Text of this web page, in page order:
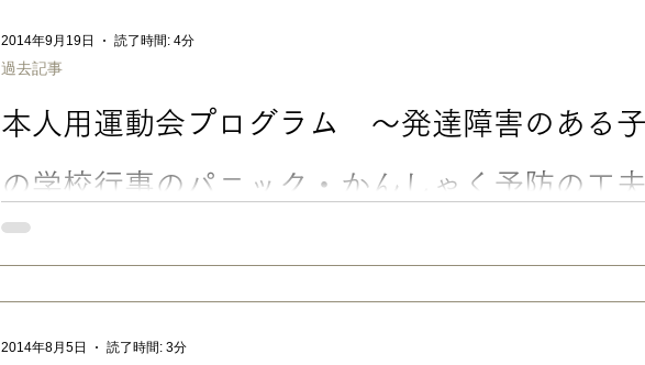
本人用運動会プログラム 〜発達障害のある子
の学校行事のパニック・かんしゃく予防の工夫
予防の工夫 運動会が近づき、うちの子たち皆荒れ始めました まあ、毎年のことなので、私も
（触覚過敏） ・ピストルの音や、音楽などの大音響（聴覚過敏） ・身体の使い方が不器用で
過去記事
2014年9月19日 読了時間: 4分
2014年8月5日 読了時間: 3分